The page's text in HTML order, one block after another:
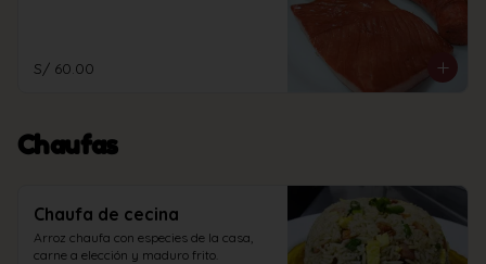
S/ 60.00
Chaufas
Chaufa de cecina
Arroz chaufa con especies de la casa,
carne a elección y maduro frito.